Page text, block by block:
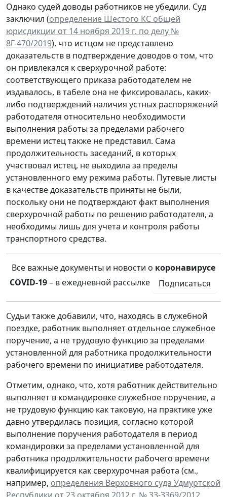
Однако судей доводы работников не убедили. Суд
заключил (определение Шестого КС общей
юрисдикции от 14 ноября 2019 г. по делу №
8Г-470/2019), что истцом не представлено
доказательств в подтверждение доводов о том, что
он привлекался к сверхурочной работе:
соответствующего приказа работодателем не
издавалось, в табеле она не фиксировалась, каких-
либо подтверждений наличия устных распоряжений
работодателя относительно необходимости
выполнения работы за пределами рабочего
времени истец также не представил. Сама
продолжительность заседаний, в которых
участвовал истец, не выходила за пределы
установленного ему режима работы. Путевые листы
в качестве доказательств приняты не были,
поскольку они не подтверждают факт выполнения
сверхурочной работы по решению работодателя, а
необходимы лишь для учета и контроля работы
транспортного средства.
Все важные документы и новости о коронавирусе
COVID-19– в ежедневной рассылке Подписаться
Судьи также добавили, что, находясь в служебной
поездке, работник выполняет отдельное служебное
поручение, а не трудовую функцию за пределами
установленной для работника продолжительности
рабочего времени по инициативе работодателя.
Отметим, однако, что, хотя работник действительно
выполняет в командировке служебное поручение, а
не трудовую функцию как таковую, на практике уже
давно утвердилась позиция, согласно которой
выполнение поручения работодателя в период
командировки за пределами установленной для
работника продолжительности рабочего времени
квалифицируется как сверхурочная работа (см.,
например, определения Верховного суда Удмуртской